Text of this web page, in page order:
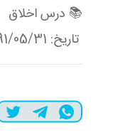
📚 درس اخلاق
تاریخ: 1391/05/31